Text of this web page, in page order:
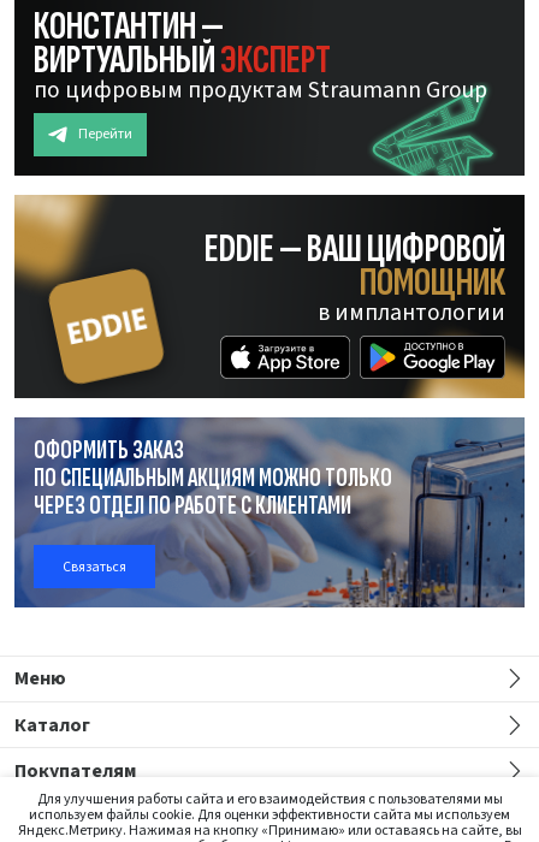
КОНСТАНТИН —
ВИРТУАЛЬНЫЙЭКСПЕРТ
по цифровым продуктам Straumann Group
Перейти
EDDIE — ВАШ ЦИФРОВОЙ
ПОМОЩНИК
в имплантологии
ОФОРМИТЬ ЗАКАЗ
ПО СПЕЦИАЛЬНЫМ АКЦИЯМ МОЖНО ТОЛЬКО
ЧЕРЕЗ ОТДЕЛПО РАБОТЕС КЛИЕНТАМИ
Связаться
Меню
Каталог
Покупателям
Для улучшения работы сайта и его взаимодействия с пользователями мы
используем файлы cookie. Для оценки эффективности сайта мы используем
Яндекс.Метрику. Нажимая на кнопку «Принимаю» или оставаясь на сайте, вы